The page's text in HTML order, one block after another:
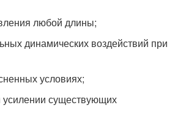
любой длины;
динамических воздействий при
условиях;
существующих